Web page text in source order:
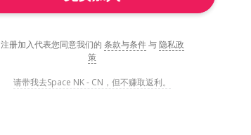
注册加入代表您同意我们的 条款与条件 与 隐私政
策
请带我去Space NK - CN，但不赚取返利。